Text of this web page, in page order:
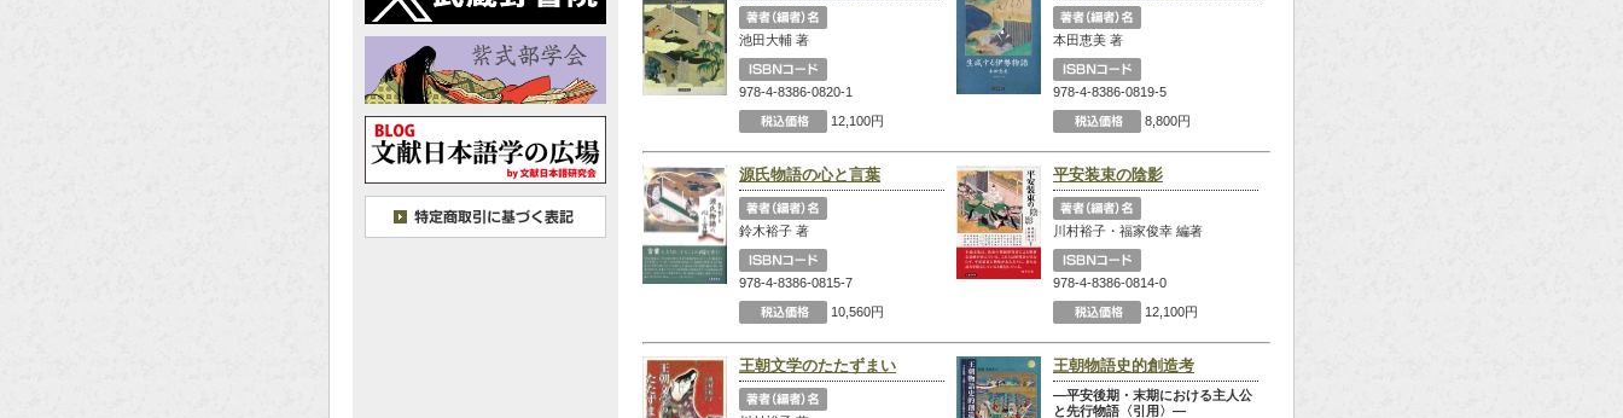
池田大輔 著
978-4-8386-0820-1
12,100円
本田恵美 著
978-4-8386-0819-5
8,800円
源氏物語の心と言葉
鈴木裕子 著
978-4-8386-0815-7
10,560円
平安装束の陰影
川村裕子・福家俊幸 編著
978-4-8386-0814-0
12,100円
王朝文学のたたずまい 王朝物語史的創造考
―平安後期・末期における主人公
と先行物語〈引用〉―